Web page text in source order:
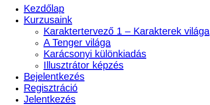
Kezdőlap
Kurzusaink
Karaktertervező 1 – Karakterek világa
A Tenger világa
Karácsonyi különkiadás
Illusztrátor képzés
Bejelentkezés
Regisztráció
Jelentkezés